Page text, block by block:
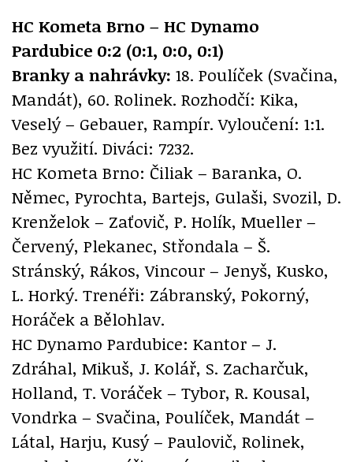
HC Kometa Brno – HC Dynamo
Pardubice 0:2 (0:1, 0:0, 0:1)
Branky a nahrávky: 18. Poulíček (Svačina,
Mandát), 60. Rolinek. Rozhodčí: Kika,
Veselý – Gebauer, Rampír. Vyloučení: 1:1.
Bez využití. Diváci: 7232.
HC Kometa Brno: Čiliak – Baranka, O.
Němec, Pyrochta, Bartejs, Gulaši, Svozil, D.
Krenželok – Zaťovič, P. Holík, Mueller –
Červený, Plekanec, Střondala – Š.
Stránský, Rákos, Vincour – Jenyš, Kusko,
L. Horký. Trenéři: Zábranský, Pokorný,
Horáček a Bělohlav.
HC Dynamo Pardubice: Kantor – J.
Zdráhal, Mikuš, J. Kolář, S. Zacharčuk,
Holland, T. Voráček – Tybor, R. Kousal,
Vondrka – Svačina, Poulíček, Mandát –
Látal, Harju, Kusý – Paulovič, Rolinek,